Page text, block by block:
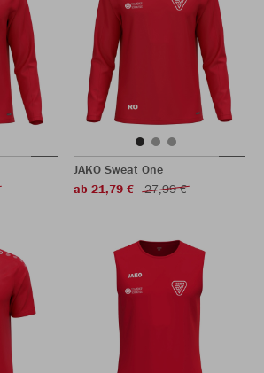
JAKO Sweat One
ab 21,79 €
27,99 €